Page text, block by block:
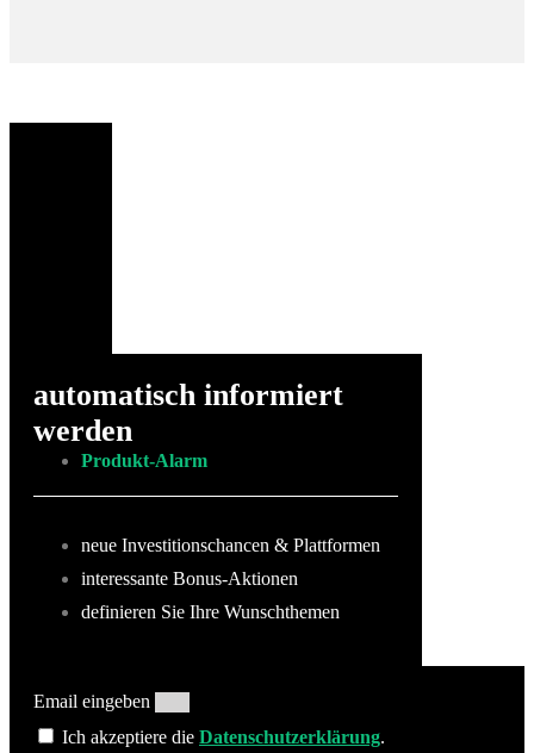
automatisch informiert
werden
Produkt-Alarm
neue Investitionschancen & Plattformen
interessante Bonus-Aktionen
definieren Sie Ihre Wunschthemen
Email eingeben
Ich akzeptiere die Datenschutzerklärung.